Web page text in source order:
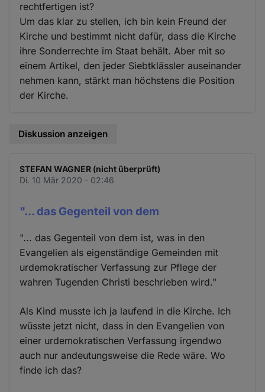
rechtfertigen ist?
Um das klar zu stellen, ich bin kein Freund der
Kirche und bestimmt nicht dafür, dass die Kirche
ihre Sonderrechte im Staat behält. Aber mit so
einem Artikel, den jeder Siebtklässler auseinander
nehmen kann, stärkt man höchstens die Position
der Kirche.
Diskussion anzeigen
STEFAN WAGNER (nicht überprüft)
Di. 10 Mär 2020 - 02:46
"... das Gegenteil von dem
"... das Gegenteil von dem ist, was in den
Evangelien als eigenständige Gemeinden mit
urdemokratischer Verfassung zur Pflege der
wahren Tugenden Christi beschrieben wird."
Als Kind musste ich ja laufend in die Kirche. Ich
wüsste jetzt nicht, dass in den Evangelien von
einer urdemokratischen Verfassung irgendwo
auch nur andeutungsweise die Rede wäre. Wo
finde ich das?